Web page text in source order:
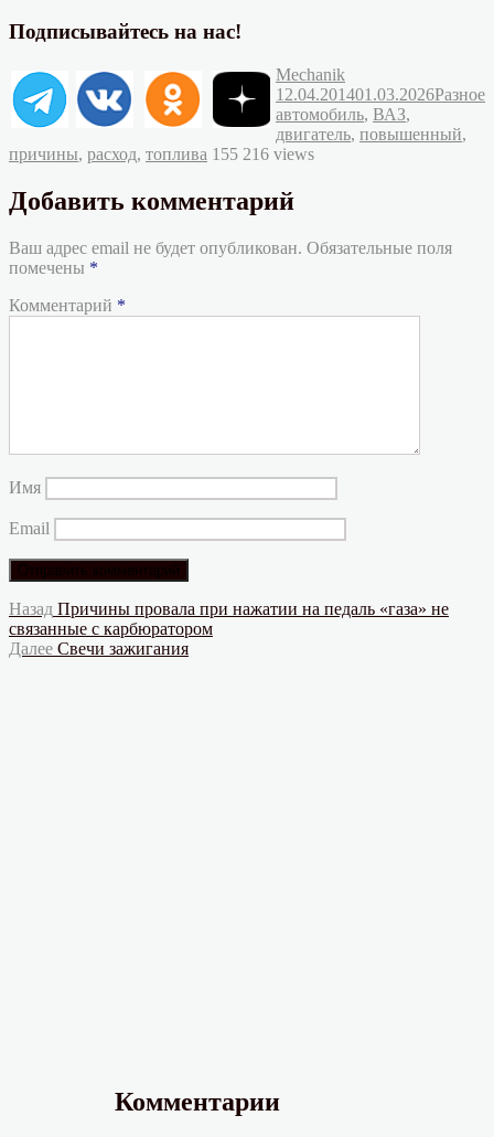
Подписывайтесь на нас!
Автор
MechanikОпубликовано
12.04.201401.03.2026Разное
автомобиль, ВАЗ,
двигатель, повышенный,
причины, расход, топлива 155 216 views
Добавить комментарий
Ваш адрес email не будет опубликован. Обязательные поля
помечены *
Комментарий *
Имя
Email
Навигация
по
Назад Предыдущая
запись:
Причины провала при нажатии на педаль «газа» не
связанные с карбюратором
Далее Следующая
Свечи зажигания
Комментарии